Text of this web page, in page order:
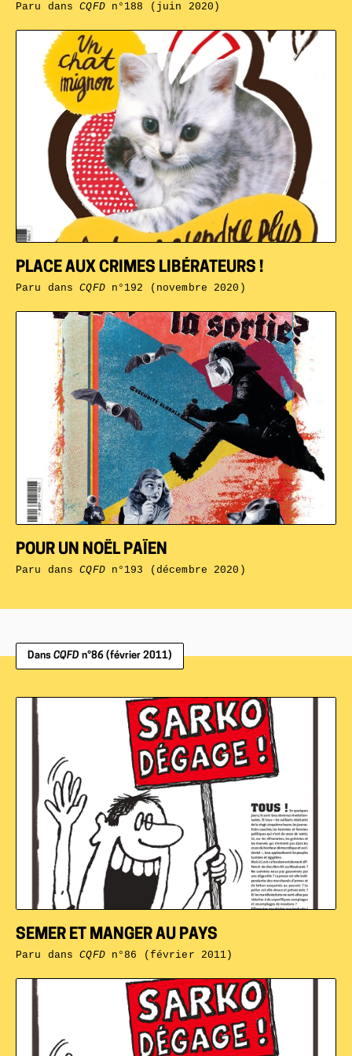
POUR UN NOËL PAÏEN
Paru dansCQFDn°193 (décembre 2020)
PLACE AUX CRIMES LIBÉRATEURS !
Paru dansCQFDn°192 (novembre 2020)
Paru dansCQFDn°188 (juin 2020)
Dans CQFD n°86 (février 2011)
SEMER ET MANGER AU PAYS
Paru dansCQFDn°86 (février 2011)